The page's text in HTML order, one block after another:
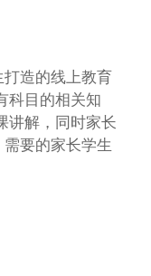
造的线上教育
科目的相关知
讲解，同时家长
要的家长学生